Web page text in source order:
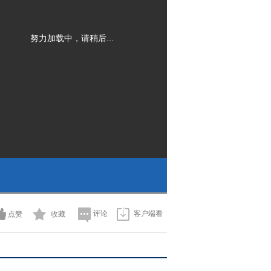
努力加载中，请稍后...
点赞 收藏 评论 客户端看